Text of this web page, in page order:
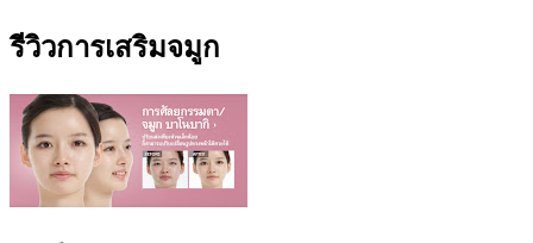
รีวิวการเสริมจมูก